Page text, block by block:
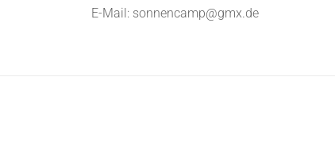
E-Mail: sonnencamp@gmx.de